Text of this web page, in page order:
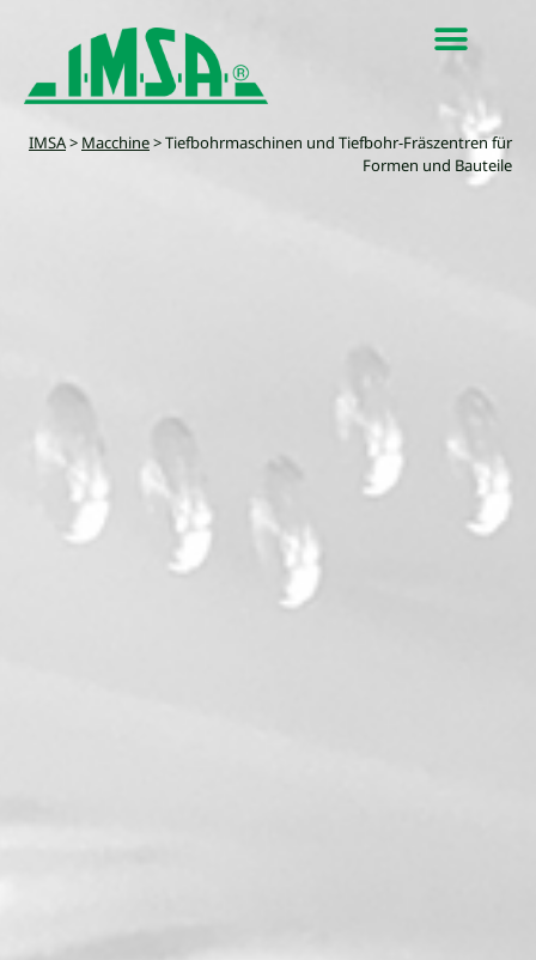
IMSA> Macchine>Tiefbohrmaschinen und Tiefbohr-Fräszentren für
Formen und Bauteile